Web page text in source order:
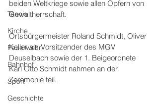
Tennis
Kirche
Feuerwehr
Bahnhof
Sport
Geschichte
beiden Weltkriege sowie allen Opfern von
Gewaltherrschaft.
Ortsbürgermeister Roland Schmidt, Oliver
Keller als Vorsitzender des MGV
Deuselbach sowie der 1. Beigeordnete
Karl Otto Schmidt nahmen an der
Zeremonie teil.